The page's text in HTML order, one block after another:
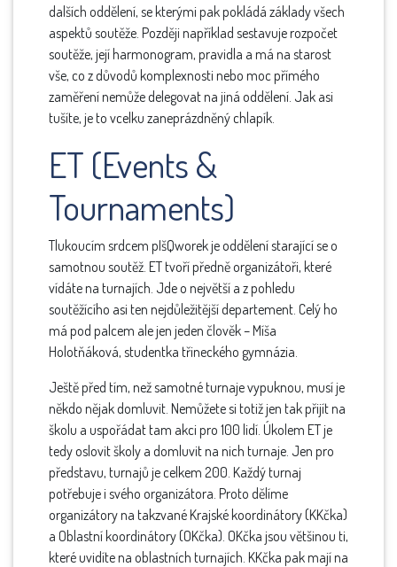
dalších oddělení, se kterými pak pokládá základy všech
aspektů soutěže. Později například sestavuje rozpočet
soutěže, její harmonogram, pravidla a má na starost
vše, co z důvodů komplexnosti nebo moc přímého
zaměření nemůže delegovat na jiná oddělení. Jak asi
tušíte, je to vcelku zaneprázdněný chlapík.
ET (Events &
Tournaments)
Tlukoucím srdcem pIšQworek je oddělení starající se o
samotnou soutěž. ET tvoří předně organizátoři, které
vídáte na turnajích. Jde o největší a z pohledu
soutěžícího asi ten nejdůležitější departement. Celý ho
má pod palcem ale jen jeden člověk – Míša
Holotňáková, studentka třineckého gymnázia.
Ještě před tím, než samotné turnaje vypuknou, musí je
někdo nějak domluvit. Nemůžete si totiž jen tak přijít na
školu a uspořádat tam akci pro 100 lidí. Úkolem ET je
tedy oslovit školy a domluvit na nich turnaje. Jen pro
představu, turnajů je celkem 200. Každý turnaj
potřebuje i svého organizátora. Proto dělíme
organizátory na takzvané Krajské koordinátory (KKčka)
a Oblastní koordinátory (OKčka). OKčka jsou většinou ti,
které uvidíte na oblastních turnajích. KKčka pak mají na